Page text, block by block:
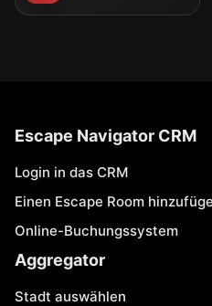
Escape Navigator CRM
Login in das CRM
Einen Escape Room
Online-Buchungssystem
Aggregator
Stadt auswählen